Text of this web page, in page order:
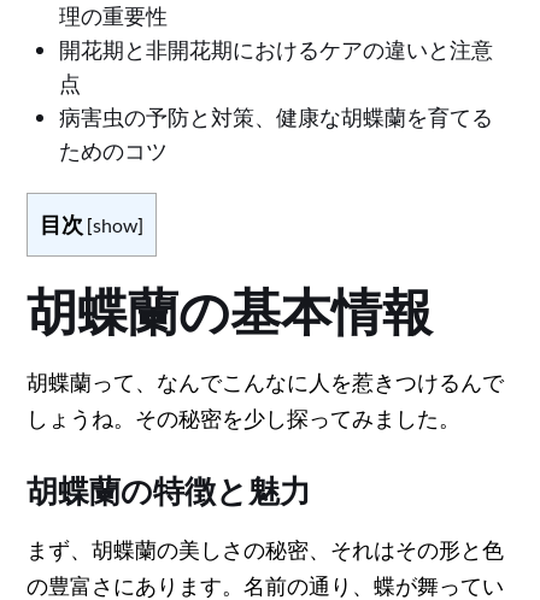
理の重要性
開花期と非開花期におけるケアの違いと注意
点
病害虫の予防と対策、健康な胡蝶蘭を育てる
ためのコツ
目次 [show]
胡蝶蘭の基本情報
胡蝶蘭って、なんでこんなに人を惹きつけるんで
しょうね。その秘密を少し探ってみました。
胡蝶蘭の特徴と魅力
まず、胡蝶蘭の美しさの秘密、それはその形と色
の豊富さにあります。名前の通り、蝶が舞ってい